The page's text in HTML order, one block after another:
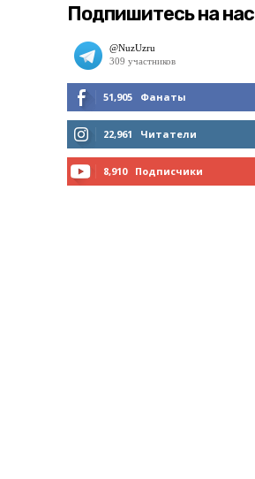
Подпишитесь на нас
51,905 Фанаты
МНЕ НРАВИТСЯ
22,961 Читатели
8,910 Подписчики